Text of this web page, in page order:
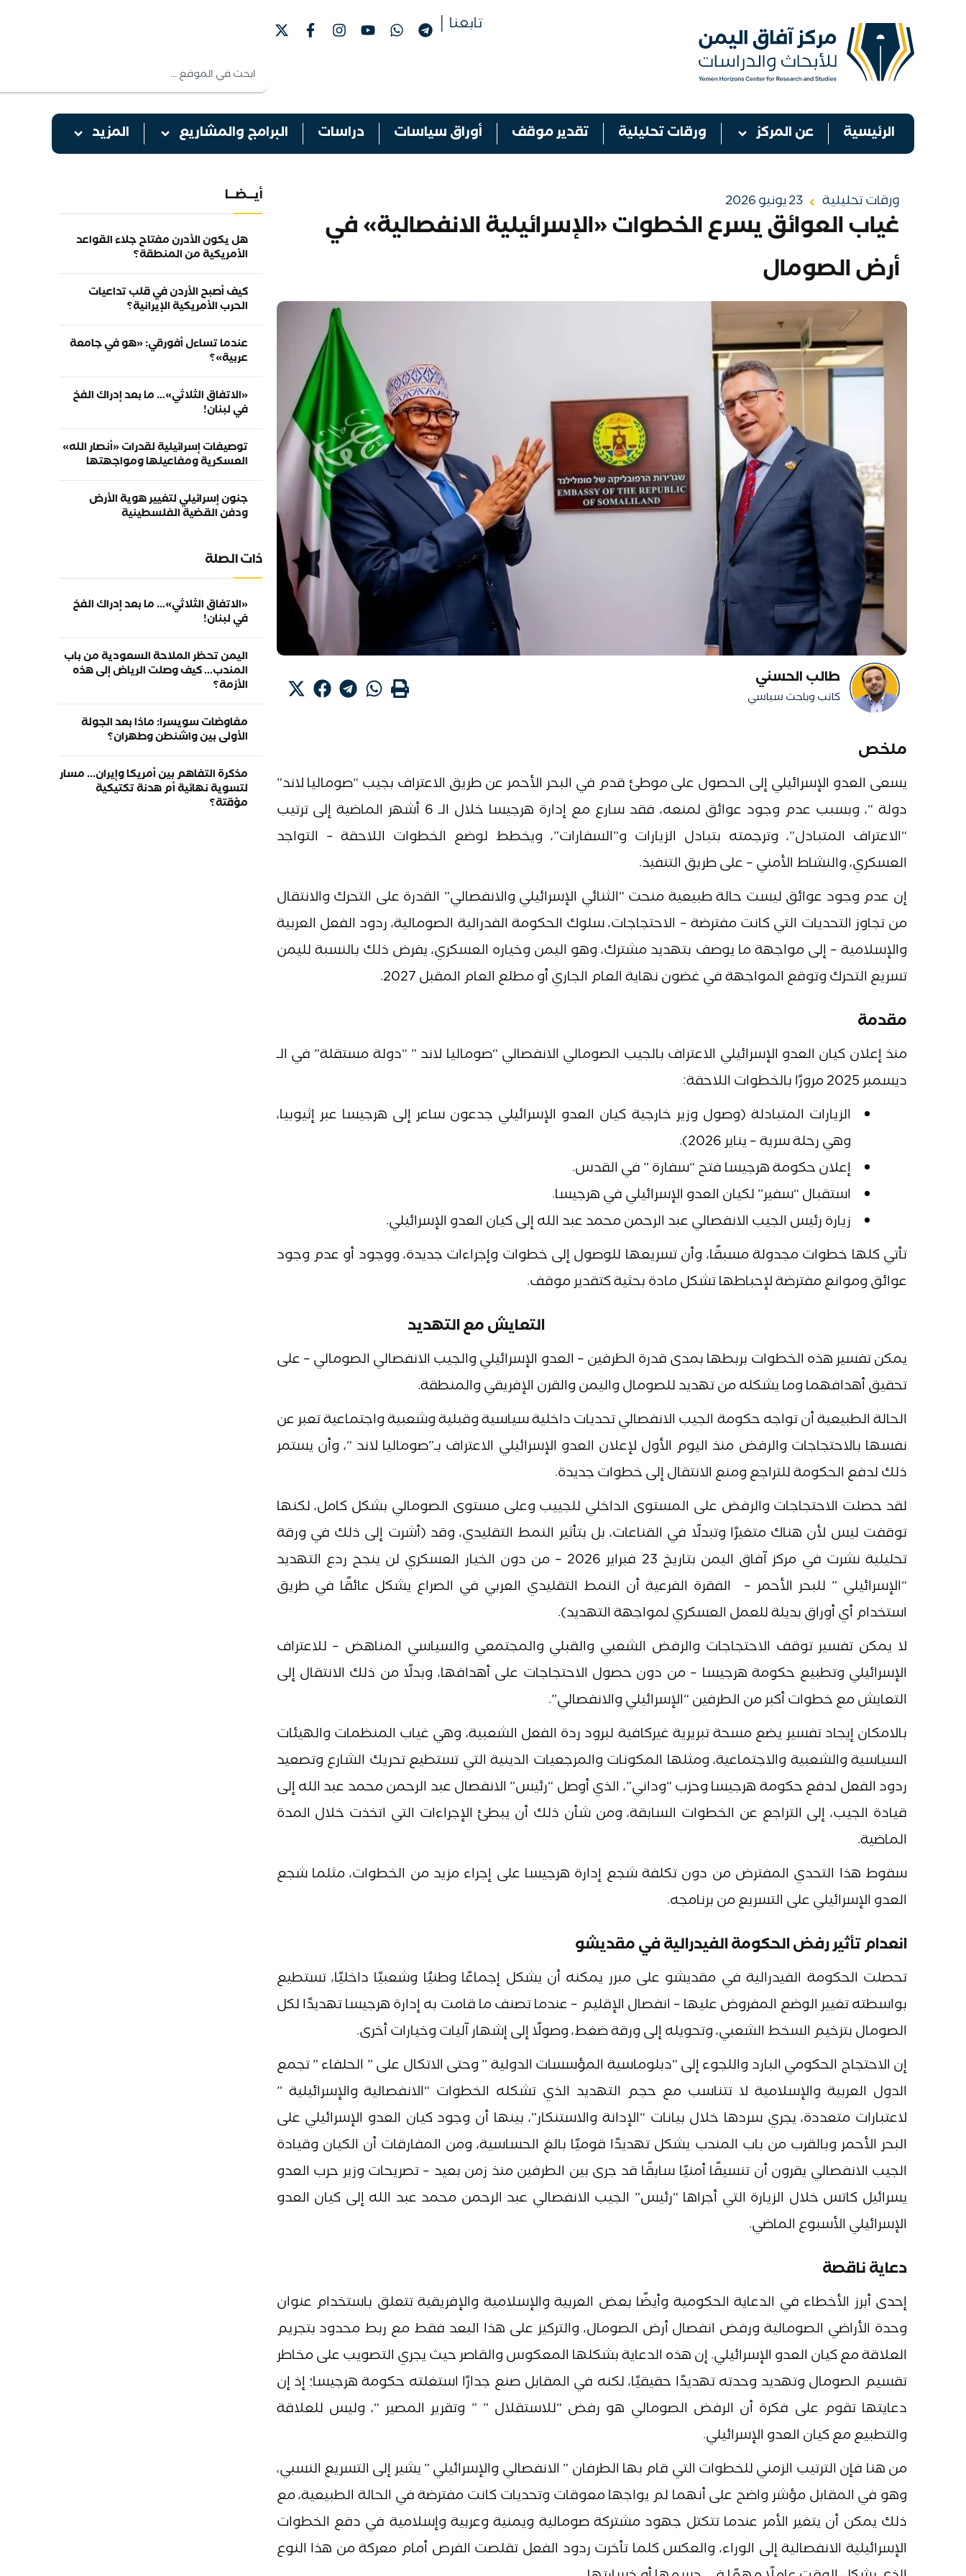
تابعنا │
الرئيسية عن المركز ورقات تحليلية تقدير موقف أوراق سياسات دراسات البرامج والمشاريع المزيد
أيـــضـــا
هل يكون الأدرن مفتاح جلاء القواعد
الأمريكية من المنطقة؟
كيف أصبح الأردن في قلب تداعيات
الحرب الأمريكية الإيرانية؟
عندما تساءل أفورقي: «هو في جامعة
عربية»؟
«الاتفاق الثلاثي»… ما بعد إدراك الفخ
في لبنان!
توصيفات إسرائيلية لقدرات «أنصار الله»
العسكرية ومفاعيلها ومواجهتها
جنون إسرائيلي لتغيير هوية الأرض
ودفن القضية الفلسطينية
ذات الصلة
«الاتفاق الثلاثي»… ما بعد إدراك الفخ
في لبنان!
اليمن تحظر الملاحة السعودية من باب
المندب… كيف وصلت الرياض إلى هذه
الأزمة؟
مفاوضات سويسرا: ماذا بعد الجولة
الأولى بين واشنطن وطهران؟
مذكرة التفاهم بين أمريكا وإيران… مسار
لتسوية نهائية أم هدنة تكتيكية
مؤقتة؟
ورقات تحليلية 23 يونيو 2026
غياب العوائق يسرع الخطوات «الإسرائيلية الانفصالية» في
أرض الصومال
طالب الحسني
كاتب وباحث سياسي
ملخص
يسعى العدو الإسرائيلي إلى الحصول على موطئ قدم في البحر الأحمر عن طريق الاعتراف بجيب “صوماليا لاند”
دولة “، وبسبب عدم وجود عوائق لمنعه، فقد سارع مع إدارة هرجيسا خلال الـ 6 أشهر الماضية إلى ترتيب
“الاعتراف المتبادل”، وترجمته بتبادل الزيارات و”السفارات”، ويخطط لوضع الخطوات اللاحقة – التواجد
العسكري، والنشاط الأمني – على طريق التنفيذ.
إن عدم وجود عوائق ليست حالة طبيعية منحت “الثنائي الإسرائيلي والانفصالي” القدرة على التحرك والانتقال
من تجاوز التحديات التي كانت مفترضة – الاحتجاجات، سلوك الحكومة الفدرالية الصومالية، ردود الفعل العربية
والإسلامية – إلى مواجهة ما يوصف بتهديد مشترك، وهو اليمن وخياره العسكري، يفرض ذلك بالنسبة لليمن
تسريع التحرك وتوقع المواجهة في غضون نهاية العام الجاري أو مطلع العام المقبل 2027.
مقدمة
منذ إعلان كيان العدو الإسرائيلي الاعتراف بالجيب الصومالي الانفصالي “صوماليا لاند ” “دولة مستقلة” في الـ
ديسمبر 2025 مرورًا بالخطوات اللاحقة:
الزيارات المتبادلة (وصول وزير خارجية كيان العدو الإسرائيلي جدعون ساعر إلى هرجيسا عبر إثيوبيا،
وهي رحلة سرية – يناير 2026).
إعلان حكومة هرجيسا فتح “سفارة ” في القدس.
استقبال “سفير” لكيان العدو الإسرائيلي في هرجيسا.
زيارة رئيس الجيب الانفصالي عبد الرحمن محمد عبد الله إلى كيان العدو الإسرائيلي.
تأتي كلها خطوات مجدولة مسبقًا، وأن تسريعها للوصول إلى خطوات وإجراءات جديدة، ووجود أو عدم وجود
عوائق وموانع مفترضة لإحباطها تشكل مادة بحثية كتقدير موقف.
التعايش مع التهديد
يمكن تفسير هذه الخطوات بربطها بمدى قدرة الطرفين – العدو الإسرائيلي والجيب الانفصالي الصومالي – على
تحقيق أهدافهما وما يشكله من تهديد للصومال واليمن والقرن الإفريقي والمنطقة.
الحالة الطبيعية أن تواجه حكومة الجيب الانفصالي تحديات داخلية سياسية وقبلية وشعبية واجتماعية تعبر عن
نفسها بالاحتجاجات والرفض منذ اليوم الأول لإعلان العدو الإسرائيلي الاعتراف بـ”صوماليا لاند “، وأن يستمر
ذلك لدفع الحكومة للتراجع ومنع الانتقال إلى خطوات جديدة.
لقد حصلت الاحتجاجات والرفض على المستوى الداخلي للجييب وعلى مستوى الصومالي بشكل كامل، لكنها
توقفت ليس لأن هناك متغيرًا وتبدلًا في القناعات، بل بتأثير النمط التقليدي، وقد (أشرت إلى ذلك في ورقة
تحليلية نشرت في مركز آفاق اليمن بتاريخ 23 فبراير 2026 – من دون الخيار العسكري لن ينجح ردع التهديد
“الإسرائيلي ” للبحر الأحمر – الفقرة الفرعية أن النمط التقليدي العربي في الصراع يشكل عائقًا في طريق
استخدام أي أوراق بديلة للعمل العسكري لمواجهة التهديد).
لا يمكن تفسير توقف الاحتجاجات والرفض الشعبي والقبلي والمجتمعي والسياسي المناهض – للاعتراف
الإسرائيلي وتطبيع حكومة هرجيسا – من دون حصول الاحتجاجات على أهدافها، وبدلًا من ذلك الانتقال إلى
التعايش مع خطوات أكبر من الطرفين “الإسرائيلي والانفصالي”.
بالامكان إيجاد تفسير يضع مسحة تبريرية غيركافية لبرود ردة الفعل الشعبية، وهي غياب المنظمات والهيئات
السياسية والشعبية والاجتماعية، ومثلها المكونات والمرجعيات الدينية التي تستطيع تحريك الشارع وتصعيد
ردود الفعل لدفع حكومة هرجيسا وحزب “وداني”، الذي أوصل “رئيس” الانفصال عبد الرحمن محمد عبد الله إلى
قيادة الجيب، إلى التراجع عن الخطوات السابقة، ومن شأن ذلك أن يبطئ الإجراءات التي اتخذت خلال المدة
الماضية.
سقوط هذا التحدي المفترض من دون تكلفة شجع إدارة هرجيسا على إجراء مزيد من الخطوات، مثلما شجع
العدو الإسرائيلي على التسريع من برنامجه.
انعدام تأثير رفض الحكومة الفيدرالية في مقديشو
تحصلت الحكومة الفيدرالية في مقديشو على مبرر يمكنه أن يشكل إجماعًا وطنيُا وشعبيًا داخليًا، تستطيع
بواسطته تغيير الوضع المفروض عليها – انفصال الإقليم – عندما تصنف ما قامت به إدارة هرجيسا تهديدًا لكل
الصومال بتزخيم السخط الشعبي، وتحويله إلى ورقة ضغط، وصولًا إلى إشهار آليات وخيارات أخرى.
إن الاحتجاج الحكومي البارد واللجوء إلى “دبلوماسية المؤسسات الدولية ” وحتى الاتكال على ” الحلفاء ” تجمع
الدول العربية والإسلامية لا تتناسب مع حجم التهديد الذي تشكله الخطوات “الانفصالية والإسرائيلية ”
لاعتبارات متعددة، يجري سردها خلال بيانات “الإدانة والاستنكار”، بينها أن وجود كيان العدو الإسرائيلي على
البحر الأحمر وبالقرب من باب المندب يشكل تهديدًا قوميًا بالغ الحساسية، ومن المفارقات أن الكيان وقيادة
الجيب الانفصالي يقرون أن تنسيقًا أمنيًا سابقًا قد جرى بين الطرفين منذ زمن بعيد – تصريحات وزير حرب العدو
يسرائيل كاتس خلال الزيارة التي أجراها “رئيس” الجيب الانفصالي عبد الرحمن محمد عبد الله إلى كيان العدو
الإسرائيلي الأسبوع الماضي.
دعاية ناقصة
إحدى أبرز الأخطاء في الدعاية الحكومية وأيضًا بعض العربية والإسلامية والإفريقية تتعلق باستخدام عنوان
وحدة الأراضي الصومالية ورفض انفصال أرض الصومال، والتركيز على هذا البعد فقط مع ربط محدود بتجريم
العلاقة مع كيان العدو الإسرائيلي. إن هذه الدعاية بشكلها المعكوس والقاصر حيث يجري التصويب على مخاطر
تقسيم الصومال وتهديد وحدته تهديدًا حقيقيًا، لكنه في المقابل صنع جدارًا استغلته حكومة هرجيسا؛ إذ إن
دعايتها تقوم على فكرة أن الرفض الصومالي هو رفض “للاستقلال ” ” وتقرير المصير “، وليس للعلاقة
والتطبيع مع كيان العدو الإسرائيلي.
من هنا فإن الترتيب الزمني للخطوات التي قام بها الطرفان ” الانفصالي والإسرائيلي ” يشير إلى التسريع النسبي،
وهو في المقابل مؤشر واضح على أنهما لم يواجها معوقات وتحديات كانت مفترضة في الحالة الطبيعية، مع
ذلك يمكن أن يتغير الأمر عندما تتكتل جهود مشتركة صومالية ويمنية وعربية وإسلامية في دفع الخطوات
الإسرائيلية الانفصالية إلى الوراء، والعكس كلما تأخرت ردود الفعل تقلصت الفرص أمام معركة من هذا النوع